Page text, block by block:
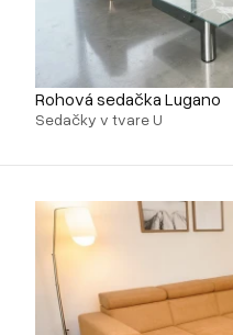
Rohová sedačka Lugano
Sedačky v tvare U